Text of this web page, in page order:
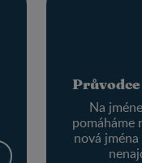
Na
pomáháme
nová